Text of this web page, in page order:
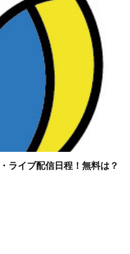
ライブ配信日程！無料は？